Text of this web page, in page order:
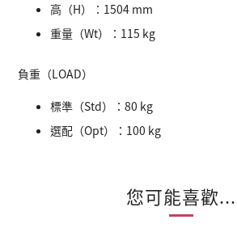
高（H）：1504 mm
重量（Wt）：115 kg
負重（LOAD）
標準（Std）：80 kg
選配（Opt）：100 kg
您可能喜歡...